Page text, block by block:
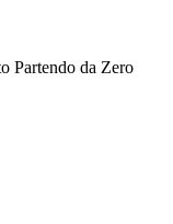
Partendo da Zero